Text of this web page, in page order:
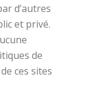
d’autres
et privé.
de
ces sites